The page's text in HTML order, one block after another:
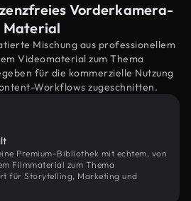
Vorderkamera-
Material
Mischung aus professionellem
Videomaterial zum Thema
für die kommerzielle Nutzung
Workflows zugeschnitten.
Premium-Bibliothek mit echtem, von
Filmmaterial zum Thema
für Storytelling, Marketing und